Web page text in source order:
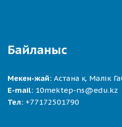
Байланыс
Мекен-жай: Астана қ. Мәлік
E-mail: 10mektep-ns@edu.kz
Тел: +77172501790